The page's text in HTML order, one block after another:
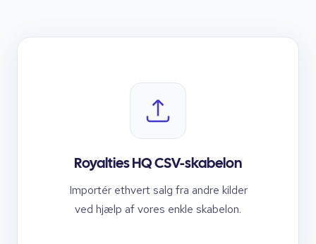
Royalties HQ CSV-skabelon
Importér ethvert salg fra andre kilder
ved hjælp af vores enkle skabelon.